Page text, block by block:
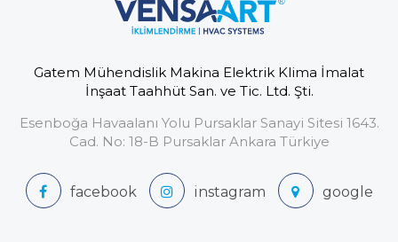
Gatem Mühendislik Makina Elektrik Klima İmalat
İnşaat Taahhüt San. ve Tic. Ltd. Şti.
Esenboğa Havaalanı Yolu Pursaklar Sanayi Sitesi 1643.
Cad. No: 18-B Pursaklar Ankara Türkiye